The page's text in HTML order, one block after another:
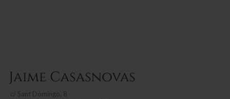
c/ Sant Domingo, 8